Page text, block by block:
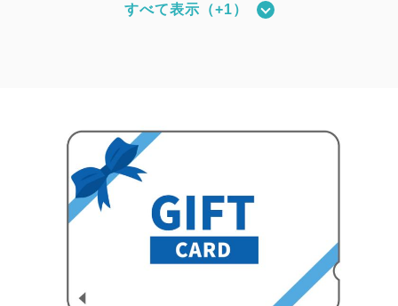
11,430
Wi-Fiあり（無料）
すべて表示（+1）